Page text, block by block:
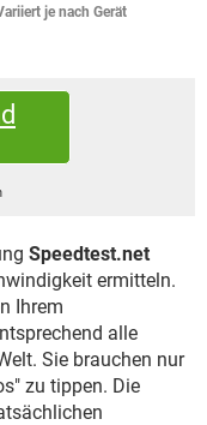
je nach Gerät
Speedtest.net
ermitteln.
Ihrem
alle
Sie brauchen nur
zu tippen. Die